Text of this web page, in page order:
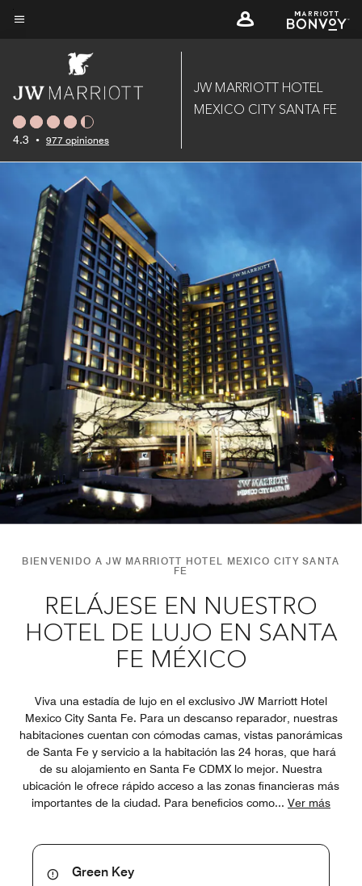
Skip
4.3 • 977 opiniones
JW MARRIOTT HOTEL
MEXICO CITY SANTA FE
BIENVENIDO A JW MARRIOTT HOTEL MEXICO CITY SANTA
FE
RELÁJESE EN NUESTRO
HOTEL DE LUJO EN SANTA
FE MÉXICO
Viva una estadía de lujo en el exclusivo JW Marriott Hotel
Mexico City Santa Fe. Para un descanso reparador, nuestras
habitaciones cuentan con cómodas camas, vistas panorámicas
de Santa Fe y servicio a la habitación las 24 horas, que hará
de su alojamiento en Santa Fe CDMX lo mejor. Nuestra
ubicación le ofrece rápido acceso a las zonas financieras más
importantes de la ciudad. Para beneficios como... Ver más
Green Key